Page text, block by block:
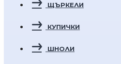
ЩЪРКЕЛИ
КУПИЧКИ
ШНОЛИ